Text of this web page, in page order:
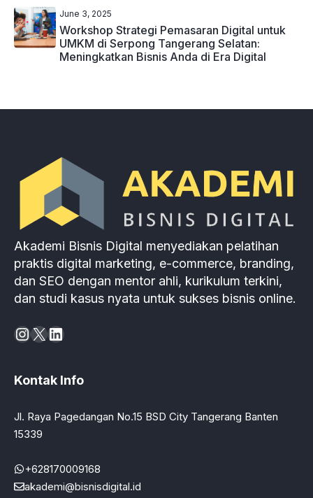
June 3, 2025
Workshop Strategi Pemasaran Digital untuk
UMKM di Serpong Tangerang Selatan:
Meningkatkan Bisnis Anda di Era Digital
Akademi Bisnis Digital menyediakan pelatihan
praktis digital marketing, e-commerce, branding,
dan SEO dengan mentor ahli, kurikulum terkini,
dan studi kasus nyata untuk sukses bisnis online.
Instagram
X LinkedIn
Kontak Info
Jl. Raya Pagedangan No.15 BSD City Tangerang Banten
15339
+628170009168
akademi@bisnisdigital.id